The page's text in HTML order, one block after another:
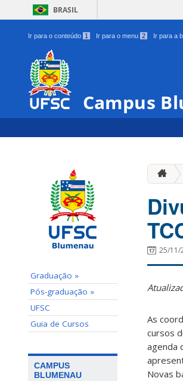
BRASIL
Ir para o conteúdo 1 Ir para o menu 2 Ir para a
Campus
Graduação »
Pós-graduação »
UFSC
Guia de Cursos
CAMPUS
BLUMENAU
25/11/
As
cursos
agenda
Novas